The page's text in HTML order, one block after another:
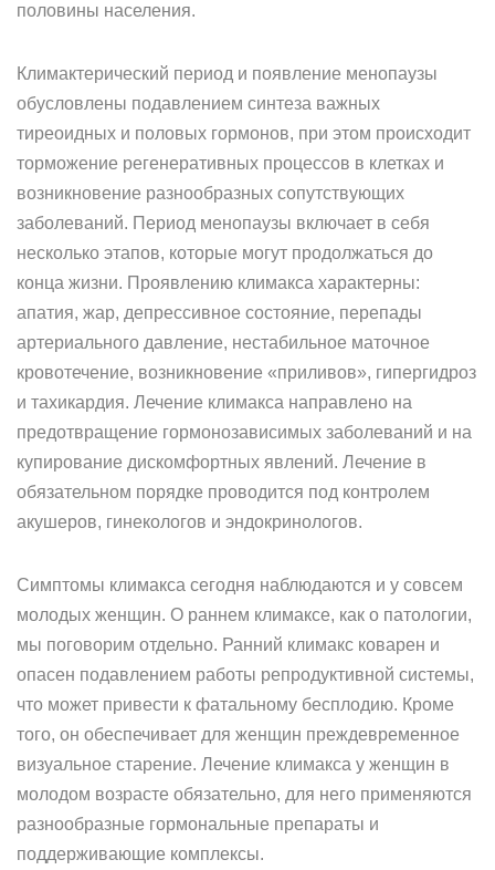
половины населения.
Климактерический период и появление менопаузы
обусловлены подавлением синтеза важных
тиреоидных и половых гормонов, при этом происходит
торможение регенеративных процессов в клетках и
возникновение разнообразных сопутствующих
заболеваний. Период менопаузы включает в себя
несколько этапов, которые могут продолжаться до
конца жизни. Проявлению климакса характерны:
апатия, жар, депрессивное состояние, перепады
артериального давление, нестабильное маточное
кровотечение, возникновение «приливов», гипергидроз
и тахикардия. Лечение климакса направлено на
предотвращение гормонозависимых заболеваний и на
купирование дискомфортных явлений. Лечение в
обязательном порядке проводится под контролем
акушеров, гинекологов и эндокринологов.
Симптомы климакса сегодня наблюдаются и у совсем
молодых женщин. О раннем климаксе, как о патологии,
мы поговорим отдельно. Ранний климакс коварен и
опасен подавлением работы репродуктивной системы,
что может привести к фатальному бесплодию. Кроме
того, он обеспечивает для женщин преждевременное
визуальное старение. Лечение климакса у женщин в
молодом возрасте обязательно, для него применяются
разнообразные гормональные препараты и
поддерживающие комплексы.